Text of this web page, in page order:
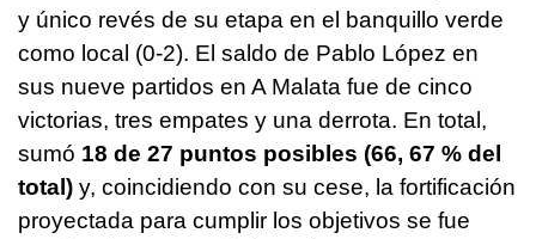
y único revés de su etapa en el banquillo verde
como local (0-2). El saldo de Pablo López en
sus nueve partidos en A Malata fue de cinco
victorias, tres empates y una derrota. En total,
sumó 18 de 27 puntos posibles (66, 67 % del
total) y, coincidiendo con su cese, la fortificación
proyectada para cumplir los objetivos se fue